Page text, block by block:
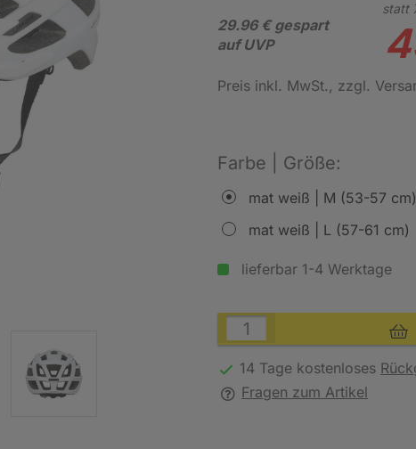
29.96 € gespart
auf UVP
statt
Preis inkl. MwSt., zzgl.
Farbe | Größe:
mat weiß | M (53-57 cm)
mat weiß | L (57-61 cm)
lieferbar 1-4 Werktage
14 Tage kostenloses
Fragen zum Artikel